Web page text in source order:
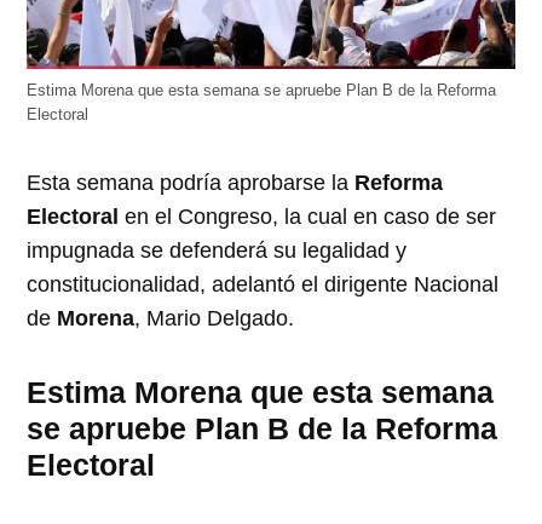
Estima Morena que esta semana se apruebe Plan B de la Reforma
Electoral
Esta semana podría aprobarse la Reforma
Electoral en el Congreso, la cual en caso de ser
impugnada se defenderá su legalidad y
constitucionalidad, adelantó el dirigente Nacional
de Morena, Mario Delgado.
Estima Morena que esta semana
se apruebe Plan B de la Reforma
Electoral